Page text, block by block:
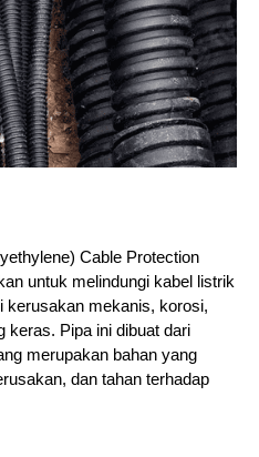
Cable Protection
untuk melindungi kabel listrik
kerusakan mekanis, korosi,
keras. Pipa ini dibuat dari
merupakan bahan yang
dan tahan terhadap